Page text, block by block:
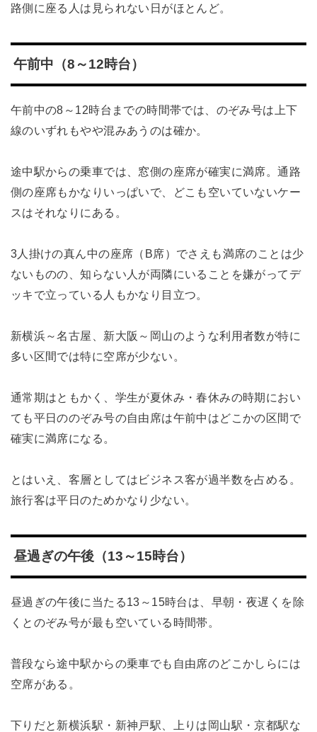
路側に座る人は見られない日がほとんど。
午前中（8～12時台）
午前中の8～12時台までの時間帯では、のぞみ号は上下
線のいずれもやや混みあうのは確か。
途中駅からの乗車では、窓側の座席が確実に満席。通路
側の座席もかなりいっぱいで、どこも空いていないケー
スはそれなりにある。
3人掛けの真ん中の座席（B席）でさえも満席のことは少
ないものの、知らない人が両隣にいることを嫌がってデ
ッキで立っている人もかなり目立つ。
新横浜～名古屋、新大阪～岡山のような利用者数が特に
多い区間では特に空席が少ない。
通常期はともかく、学生が夏休み・春休みの時期におい
ても平日ののぞみ号の自由席は午前中はどこかの区間で
確実に満席になる。
とはいえ、客層としてはビジネス客が過半数を占める。
旅行客は平日のためかなり少ない。
昼過ぎの午後（13～15時台）
昼過ぎの午後に当たる13～15時台は、早朝・夜遅くを除
くとのぞみ号が最も空いている時間帯。
普段なら途中駅からの乗車でも自由席のどこかしらには
空席がある。
下りだと新横浜駅・新神戸駅、上りは岡山駅・京都駅な